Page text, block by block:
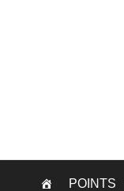
POINTS